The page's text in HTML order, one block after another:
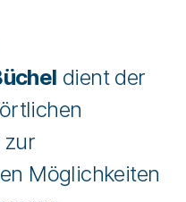
dient der
zur
Möglichkeiten